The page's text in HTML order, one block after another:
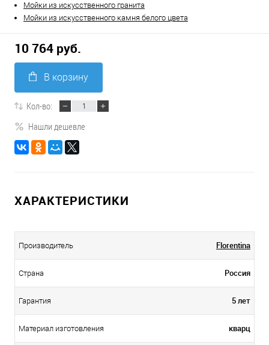
Мойки из искусственного гранита
Мойки из искусственного камня белого цвета
10 764 руб.
В корзину
Кол-во:
Нашли дешевле
ХАРАКТЕРИСТИКИ
Производитель Florentina
Страна Россия
Гарантия 5 лет
Материал изготовления кварц